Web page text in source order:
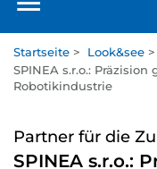
Startseite > Look&see >
SPINEA s.r.o.:
Robotikindustrie
Partner für die
SPINEA s.r.o.: